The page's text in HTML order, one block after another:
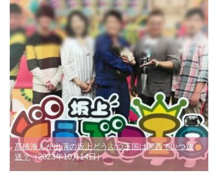
髙橋海人が出演の坂上どうぶつ王国は関西でいつ放
送？（2023年10月14日）